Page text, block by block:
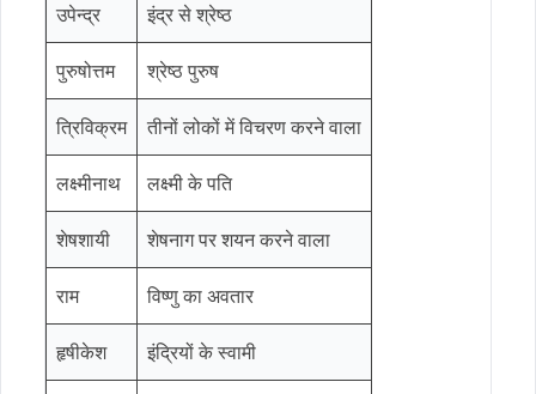
उपेन्द्र इंद्र से श्रेष्ठ
पुरुषोत्तम श्रेष्ठ पुरुष
त्रिविक्रम तीनों लोकों में विचरण करने वाला
लक्ष्मीनाथ लक्ष्मी के पति
शेषशायी शेषनाग पर शयन करने वाला
राम विष्णु का अवतार
हृषीकेश इंद्रियों के स्वामी